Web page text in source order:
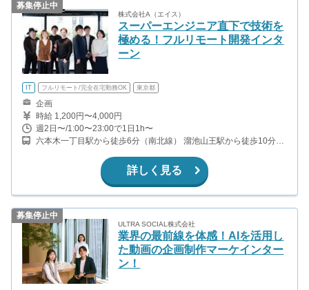
募集停止中
株式会社A（エイス）
スーパーエンジニア直下で技術を
極める！フルリモート開発インタ
ーン
IT フルリモート/完全在宅勤務OK 東京都
企画
時給 1,200円〜4,000円
週2日〜/1:00〜23:00で1日1h〜
六本木一丁目駅から徒歩6分（南北線） 溜池山王駅から徒歩10分
戸線） 赤坂駅から徒歩7分（千代田線）
詳しく見る
募集停止中
ULTRA SOCIAL株式会社
業界の最前線を体感！AIを活用し
た動画の企画制作マーケインター
ン！